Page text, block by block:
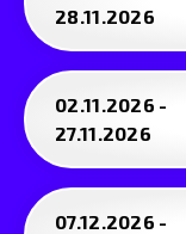
28.11.2026
02.11.2026 -
27.11.2026
07.12.2026 -